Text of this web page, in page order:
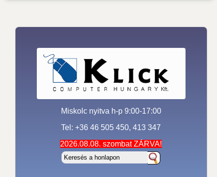
Miskolc nyitva h-p 9:00-17:00
Tel: +36 46 505 450, 413 347
2026.08.08. szombat ZÁRVA!